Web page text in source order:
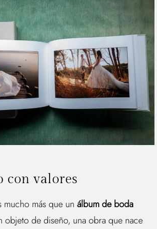
con valores
mucho más que un álbum de boda
objeto de diseño, una obra que nace